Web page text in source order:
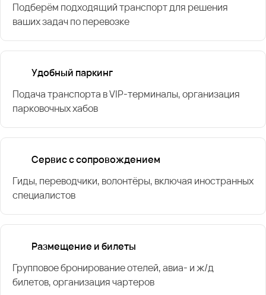
Подберём подходящий транспорт для решения
ваших задач по перевозке
Удобный паркинг
Подача транспорта в VIP-терминалы, организация
парковочных хабов
Сервис с сопровождением
Гиды, переводчики, волонтёры, включая иностранных
специалистов
Размещение и билеты
Групповое бронирование отелей, авиа- и ж/д
билетов, организация чартеров